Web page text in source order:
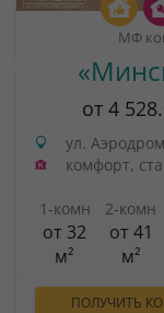
МФ
от 4
ул.
комфорт,
1-комн
от 32
м²
2-комн
от 41
м²
ПОЛУЧИТЬ